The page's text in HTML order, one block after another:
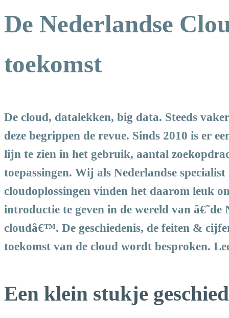
De Nederlandse
toekomst
De cloud, datalekken, big data. Steeds
deze begrippen de revue. Sinds 2010 is er
lijn te zien in het gebruik, aantal
toepassingen. Wij als Nederlandse specialist
cloudoplossingen vinden het daarom leuk
introductie te geven in de wereld van â€˜de
cloudâ€™. De geschiedenis, de feiten &
toekomst van de cloud wordt besproken.
Een klein stukje